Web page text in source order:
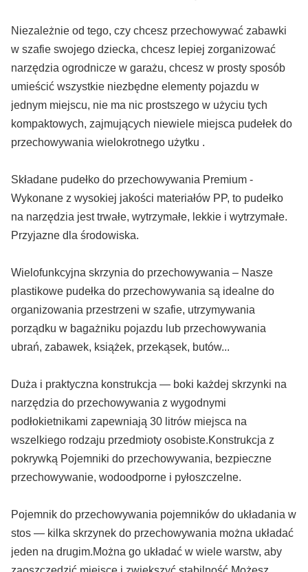
Niezależnie od tego, czy chcesz przechowywać zabawki
w szafie swojego dziecka, chcesz lepiej zorganizować
narzędzia ogrodnicze w garażu, chcesz w prosty sposób
umieścić wszystkie niezbędne elementy pojazdu w
jednym miejscu, nie ma nic prostszego w użyciu tych
kompaktowych, zajmujących niewiele miejsca pudełek do
przechowywania wielokrotnego użytku .
Składane pudełko do przechowywania Premium -
Wykonane z wysokiej jakości materiałów PP, to pudełko
na narzędzia jest trwałe, wytrzymałe, lekkie i wytrzymałe.
Przyjazne dla środowiska.
Wielofunkcyjna skrzynia do przechowywania – Nasze
plastikowe pudełka do przechowywania są idealne do
organizowania przestrzeni w szafie, utrzymywania
porządku w bagażniku pojazdu lub przechowywania
ubrań, zabawek, książek, przekąsek, butów...
Duża i praktyczna konstrukcja — boki każdej skrzynki na
narzędzia do przechowywania z wygodnymi
podłokietnikami zapewniają 30 litrów miejsca na
wszelkiego rodzaju przedmioty osobiste.Konstrukcja z
pokrywką Pojemniki do przechowywania, bezpieczne
przechowywanie, wodoodporne i pyłoszczelne.
Pojemnik do przechowywania pojemników do układania w
stos — kilka skrzynek do przechowywania można układać
jeden na drugim.Można go układać w wiele warstw, aby